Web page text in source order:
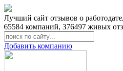
Лучший сайт отзывов о
65584 компаний, 376497 живых
Добавить компанию